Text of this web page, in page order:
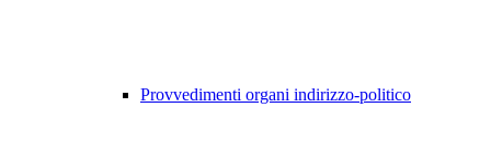
Provvedimenti organi indirizzo-politico